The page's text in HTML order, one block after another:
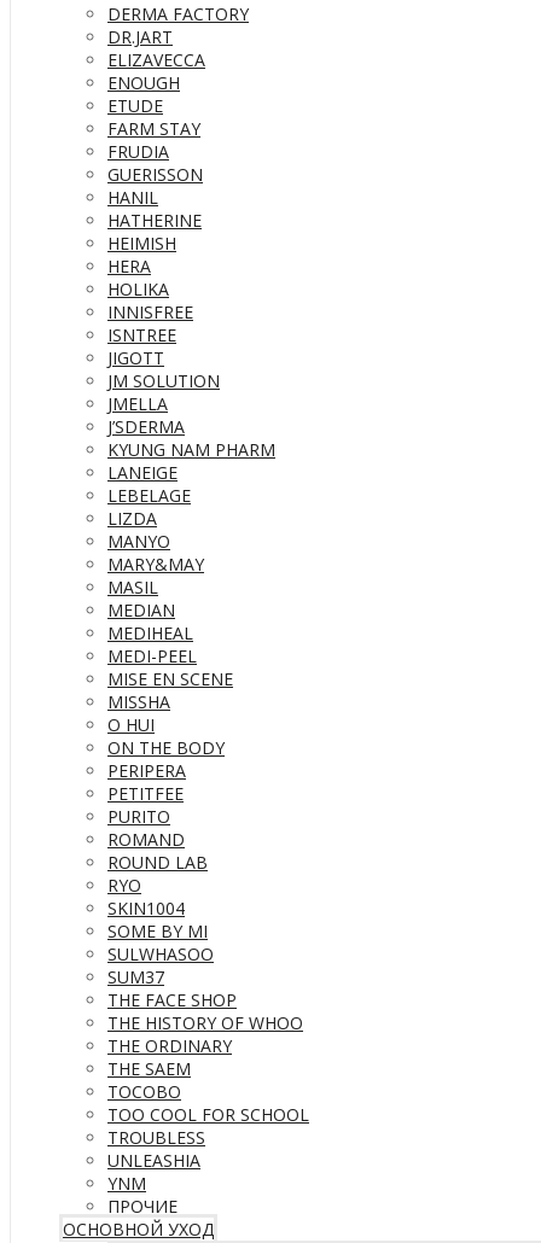
DERMA FACTORY
DR.JART
ELIZAVECCA
ENOUGH
ETUDE
FARM STAY
FRUDIA
GUERISSON
HANIL
HATHERINE
HEIMISH
HERA
HOLIKA
INNISFREE
ISNTREE
JIGOTT
JM SOLUTION
JMELLA
J’SDERMA
KYUNG NAM PHARM
LANEIGE
LEBELAGE
LIZDA
MANYO
MARY&MAY
MASIL
MEDIAN
MEDIHEAL
MEDI-PEEL
MISE EN SCENE
MISSHA
O HUI
ON THE BODY
PERIPERA
PETITFEE
PURITO
ROMAND
ROUND LAB
RYO
SKIN1004
SOME BY MI
SULWHASOO
SUM37
THE FACE SHOP
THE HISTORY OF WHOO
THE ORDINARY
THE SAEM
TOCOBO
TOO COOL FOR SCHOOL
TROUBLESS
UNLEASHIA
YNM
ПРОЧИЕ
ОСНОВНОЙ УХОД